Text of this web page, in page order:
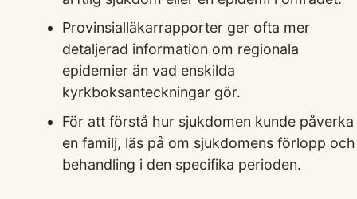
Provinsialläkarrapporter ger ofta mer
detaljerad information om regionala
epidemier än vad enskilda
kyrkboksanteckningar gör.
För att förstå hur sjukdomen kunde påverka
en familj, läs på om sjukdomens förlopp och
behandling i den specifika perioden.